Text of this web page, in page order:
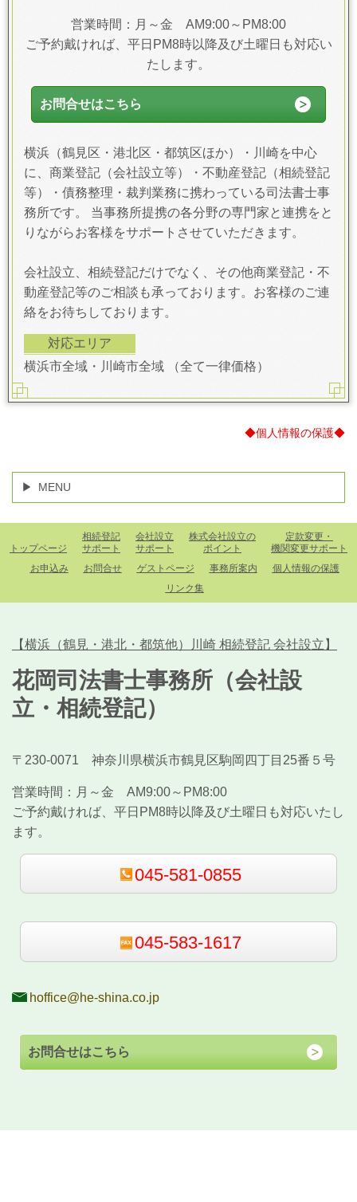
営業時間：月～金 AM9:00～PM8:00
ご予約戴ければ、平日PM8時以降及び土曜日も対応い
たします。
お問合せはこちら
横浜（鶴見区・港北区・都筑区ほか）・川崎を中心
に、商業登記（会社設立等）・不動産登記（相続登記
等）・債務整理・裁判業務に携わっている司法書士事
務所です。 当事務所提携の各分野の専門家と連携をと
りながらお客様をサポートさせていただきます。
会社設立、相続登記だけでなく、その他商業登記・不
動産登記等のご相談も承っております。お客様のご連
絡をお待ちしております。
対応エリア
横浜市全域・川崎市全域 （全て一律価格）
◆個人情報の保護◆
MENU
トップページ
相続登記
サポート
会社設立
サポート
株式会社設立の
ポイント
定款変更・
機関変更サポート
お申込み
お問合せ ゲストページ 事務所案内
個人情報の保護
リンク集
【横浜（鶴見・港北・都筑他）川崎 相続登記 会社設立】
花岡司法書士事務所（会社設
立・相続登記）
〒230-0071 神奈川県横浜市鶴見区駒岡四丁目25番５号
営業時間： 月～金 AM9:00～PM8:00
ご予約戴ければ、平日PM8時以降及び土曜日も対応いたし
ます。
045-581-0855
045-583-1617
hoffice@he-shina.co.jp
お問合せはこちら